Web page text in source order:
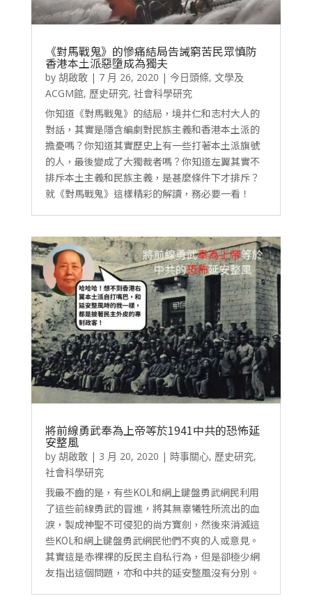
《對馬戰鬼》的慘痛結局告誡窮苦民眾慎防
香港本土派惡墮成為獨夫
by 胡啟敢| 7 月 26, 2020 | 今日頭條, 文學及
ACGM館, 歷史研究, 社會科學研究
你知道《對馬戰鬼》的結局，境井仁和志村大人的
對話，其實是隱含編劇對民族主義和香港本土派的
擔憂嗎？你知道其實歷史上有一些打著本土派旗號
的人，最後變成了大獨裁者嗎？你知道左翼其實不
排斥本土主義和民族主義，是甚麼條件下才排斥？
就《對馬戰鬼》這樣精彩的解讀，務必要一看！
將前線勇武奉為上帝等於1941中共的恐怖延
安整風
by 胡啟敢| 3 月 20, 2020 | 時事關心, 歷史研究,
社會科學研究
我最不齒的是，有些KOL和網上鍵盤勇武網民利用
了這些前線勇武的冒進，將其無辜犧牲所流出的血
淚，製成神聖不可侵犯的尚方寶劍，然後來消滅這
些KOL和網上鍵盤勇武網民他們不爽的人或意見。
其實這是赤裸裸的反民主自私行為，但是卻極少網
友指出這個問題，亦和中共的延安整風沒有分別。